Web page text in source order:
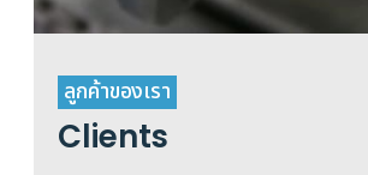
ลูกค้าของเรา
Clients